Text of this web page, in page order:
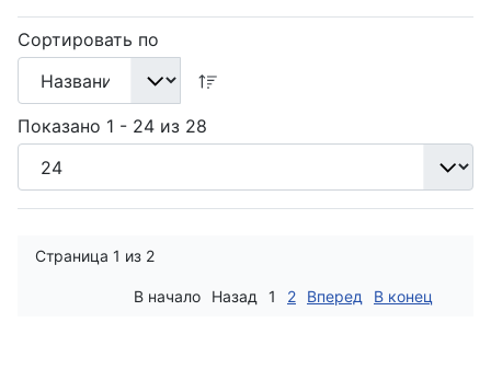
Сортировать по
Показано 1 - 24 из 28
Страница 1 из 2
В начало Назад 1 2 Вперед В конец